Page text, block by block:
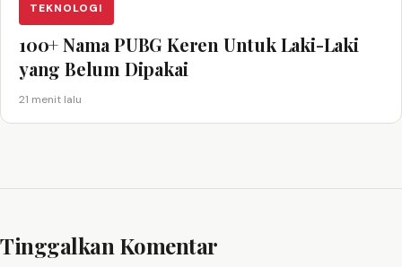
TEKNOLOGI
100+ Nama PUBG Keren Untuk Laki-Laki
yang Belum Dipakai
21 menit lalu
Tinggalkan Komentar